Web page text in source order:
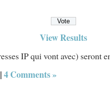
View Results
IP qui vont avec) seront
|4 Comments »